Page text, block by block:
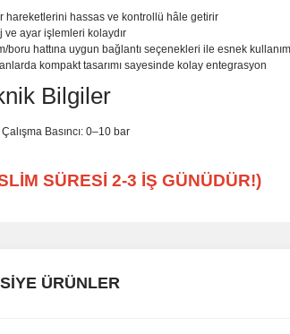
hareketlerini hassas ve kontrollü hâle getirir
ve ayar işlemleri kolaydır
boru hattına uygun bağlantı seçenekleri ile esnek
kompakt tasarımı sayesinde kolay entegrasyon
Bilgiler
Basıncı: 0–10 bar
SÜRESİ 2-3 İŞ GÜNÜDÜR!)
ÜRÜNLER